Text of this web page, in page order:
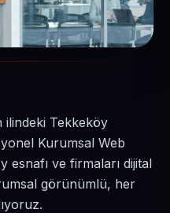
ilindeki Tekkeköy
Kurumsal Web
esnafı ve firmaları dijital
görünümlü, her